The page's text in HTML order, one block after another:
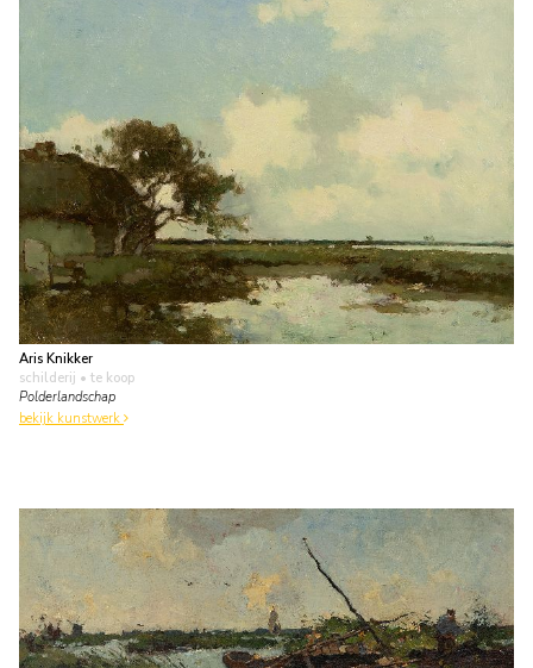
Aris Knikker
schilderij • te koop
Polderlandschap
bekijk kunstwerk